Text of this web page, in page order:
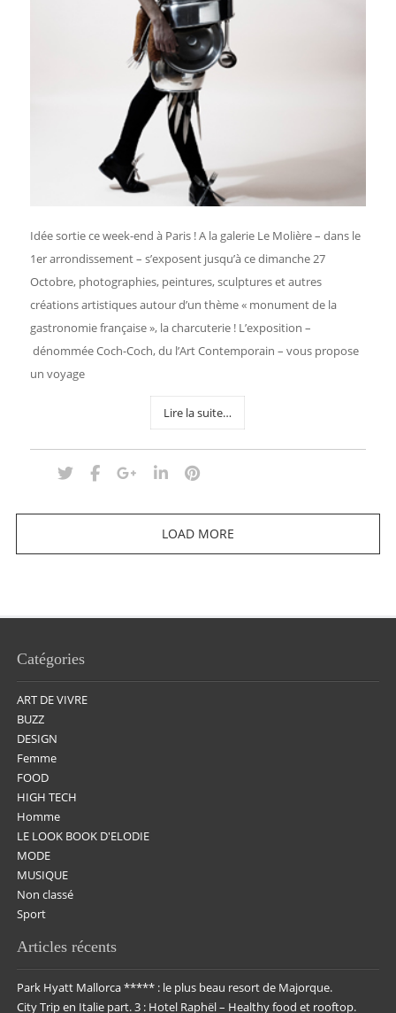
Idée sortie ce week-end à Paris ! A la galerie Le Molière – dans le
1er arrondissement – s’exposent jusqu’à ce dimanche 27
Octobre, photographies, peintures, sculptures et autres
créations artistiques autour d’un thème « monument de la
gastronomie française », la charcuterie ! L’exposition –
dénommée Coch-Coch, du l’Art Contemporain – vous propose
un voyage
Lire la suite…
LOAD MORE
Catégories
ART DE VIVRE
BUZZ
DESIGN
Femme
FOOD
HIGH TECH
Homme
LE LOOK BOOK D'ELODIE
MODE
MUSIQUE
Non classé
Sport
Articles récents
Park Hyatt Mallorca ***** : le plus beau resort de Majorque.
City Trip en Italie part. 3 : Hotel Raphël – Healthy food et rooftop.